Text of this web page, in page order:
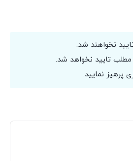
نخواهند شد.
مطلب تایید نخواهد شد.
پرهیز نمایید.